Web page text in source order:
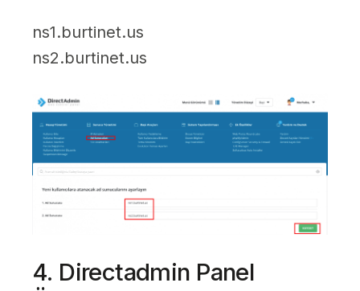
ns1.burtinet.us
ns2.burtinet.us
4. Directadmin Panel